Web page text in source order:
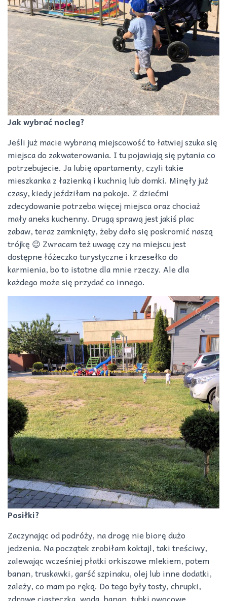
Jak wybrać nocleg?
Jeśli już macie wybraną miejscowość to łatwiej szuka się
miejsca do zakwaterowania. I tu pojawiają się pytania co
potrzebujecie. Ja lubię apartamenty, czyli takie
mieszkanka z łazienką i kuchnią lub domki. Minęły już
czasy, kiedy jeździłam na pokoje. Z dziećmi
zdecydowanie potrzeba więcej miejsca oraz chociaż
mały aneks kuchenny. Drugą sprawą jest jakiś plac
zabaw, teraz zamknięty, żeby dało się poskromić naszą
trójkę 😉 Zwracam też uwagę czy na miejscu jest
dostępne łóżeczko turystyczne i krzesełko do
karmienia, bo to istotne dla mnie rzeczy. Ale dla
każdego może się przydać co innego.
Posiłki?
Zaczynając od podróży, na drogę nie biorę dużo
jedzenia. Na początek zrobiłam koktajl, taki treściwy,
zalewając wcześniej płatki orkiszowe mlekiem, potem
banan, truskawki, garść szpinaku, olej lub inne dodatki,
zależy, co mam po ręką. Do tego były tosty, chrupki,